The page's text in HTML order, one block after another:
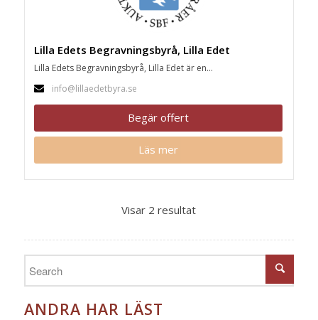
Lilla Edets Begravningsbyrå, Lilla Edet
Lilla Edets Begravningsbyrå, Lilla Edet är en...
info@lillaedetbyra.se
Begär offert
Läs mer
Visar 2 resultat
ANDRA HAR LÄST